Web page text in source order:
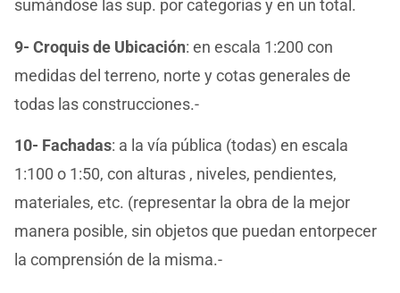
sumándose las sup. por categorías y en un total.
9- Croquis de Ubicación: en escala 1:200 con
medidas del terreno, norte y cotas generales de
todas las construcciones.-
10- Fachadas: a la vía pública (todas) en escala
1:100 o 1:50, con alturas , niveles, pendientes,
materiales, etc. (representar la obra de la mejor
manera posible, sin objetos que puedan entorpecer
la comprensión de la misma.-